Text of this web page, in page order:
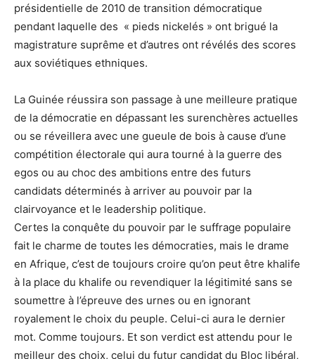
présidentielle de 2010 de transition démocratique
pendant laquelle des « pieds nickelés » ont brigué la
magistrature suprême et d’autres ont révélés des scores
aux soviétiques ethniques.
La Guinée réussira son passage à une meilleure pratique
de la démocratie en dépassant les surenchères actuelles
ou se réveillera avec une gueule de bois à cause d’une
compétition électorale qui aura tourné à la guerre des
egos ou au choc des ambitions entre des futurs
candidats déterminés à arriver au pouvoir par la
clairvoyance et le leadership politique.
Certes la conquête du pouvoir par le suffrage populaire
fait le charme de toutes les démocraties, mais le drame
en Afrique, c’est de toujours croire qu’on peut être khalife
à la place du khalife ou revendiquer la légitimité sans se
soumettre à l’épreuve des urnes ou en ignorant
royalement le choix du peuple. Celui-ci aura le dernier
mot. Comme toujours. Et son verdict est attendu pour le
meilleur des choix, celui du futur candidat du Bloc libéral,